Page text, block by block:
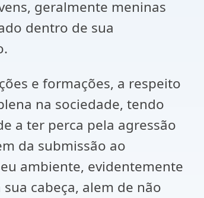
geralmente meninas
dentro de sua
e formações, a respeito
na sociedade, tendo
a ter perca pela agressão
da submissão ao
ambiente, evidentemente
cabeça, alem de não